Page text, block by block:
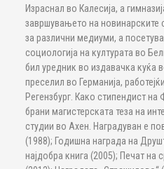
Израснал во Калесија, а
завршувањето на новинарските
за различни медиуми, а
социологија на културата во
бил уредник во издавачка куќа
преселил во Германија,
Регензбург. Како стипендист на
брани магистерската теза на
студии во Ахен. Наградуван е
(1988); Годишна награда на
најдобра книга (2005); Печат